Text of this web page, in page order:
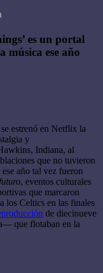
es un portal
música ese año
estrenó en Netflix la
y
Indiana, al
que no tuvieron
año tal vez fueron
, eventos culturales
que marcaron
los Celtics en las finales
de diecinueve
que flotaban en la